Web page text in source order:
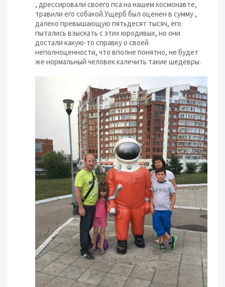
, дрессировали своего пса на нашем космонавте,
травили его собакой.Ущерб был оценен в сумму ,
далеко превышающую пятьдесят тысяч, его
пытались взыскать с этих юродивых, но они
достали какую-то справку о своей
неполноценности, что вполне понятно, не будет
же нормальный человек калечить такие шедевры.